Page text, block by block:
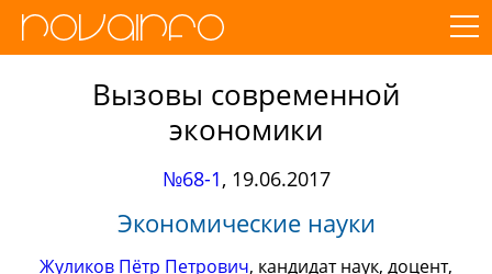
Вызовы современной
экономики
№68-1, 19.06.2017
Экономические науки
Жуликов Пётр Петрович, кандидат наук, доцент,